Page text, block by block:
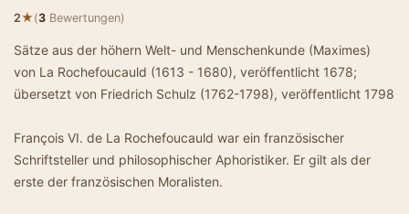
2★(3 Bewertungen)
Sätze aus der höhern Welt- und Menschenkunde (Maximes)
von La Rochefoucauld (1613 - 1680), veröffentlicht 1678;
übersetzt von Friedrich Schulz (1762-1798), veröffentlicht 1798
François VI. de La Rochefoucauld war ein französischer
Schriftsteller und philosophischer Aphoristiker. Er gilt als der
erste der französischen Moralisten.